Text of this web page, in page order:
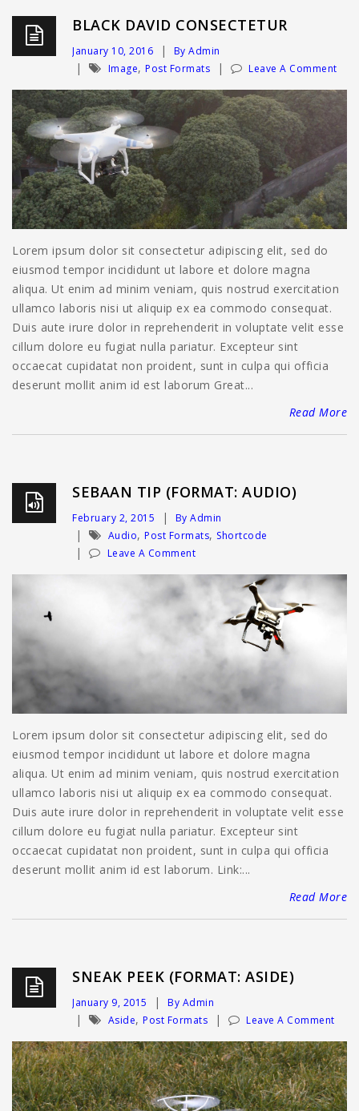
BLACK DAVID CONSECTETUR
January 10, 2016
By Admin
Image, Post Formats Leave A Comment
Lorem ipsum dolor sit consectetur adipiscing elit, sed do
eiusmod tempor incididunt ut labore et dolore magna
aliqua. Ut enim ad minim veniam, quis nostrud exercitation
ullamco laboris nisi ut aliquip ex ea commodo consequat.
Duis aute irure dolor in reprehenderit in voluptate velit esse
cillum dolore eu fugiat nulla pariatur. Excepteur sint
occaecat cupidatat non proident, sunt in culpa qui officia
deserunt mollit anim id est laborum Great...
Read More
SEBAAN TIP (FORMAT: AUDIO)
February 2, 2015
By Admin
Audio, Post Formats, Shortcode
Leave A Comment
Lorem ipsum dolor sit consectetur adipiscing elit, sed do
eiusmod tempor incididunt ut labore et dolore magna
aliqua. Ut enim ad minim veniam, quis nostrud exercitation
ullamco laboris nisi ut aliquip ex ea commodo consequat.
Duis aute irure dolor in reprehenderit in voluptate velit esse
cillum dolore eu fugiat nulla pariatur. Excepteur sint
occaecat cupidatat non proident, sunt in culpa qui officia
deserunt mollit anim id est laborum. Link:...
Read More
SNEAK PEEK (FORMAT: ASIDE)
January 9, 2015
By Admin
Aside, Post Formats Leave A Comment